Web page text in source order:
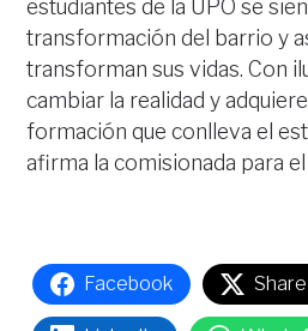
estudiantes de la UPO se
transformación del barrio y
transforman sus vidas. Con
cambiar la realidad y
formación que conlleva el
afirma la comisionada para
Facebook